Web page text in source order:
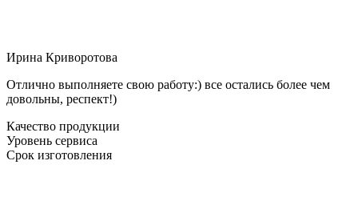
Ирина Криворотова
Отлично выполняете свою работу:) все остались более чем
довольны, респект!)
Качество продукции
Уровень сервиса
Срок изготовления